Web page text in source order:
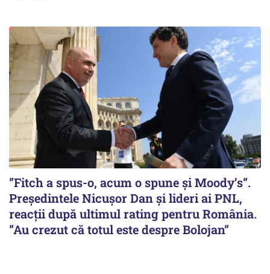
”Fitch a spus-o, acum o spune și Moody’s”.
Președintele Nicușor Dan și lideri ai PNL,
reacții după ultimul rating pentru România.
”Au crezut că totul este despre Bolojan”